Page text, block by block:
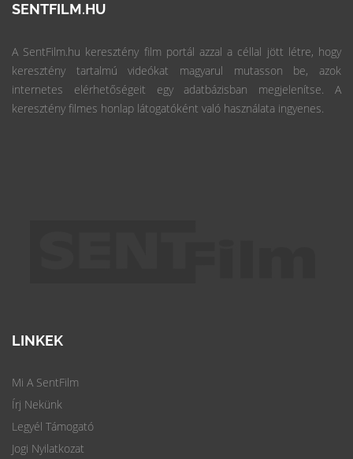
SENTFILM.HU
A SentFilm.hu keresztény film portál azzal a céllal jött létre, hogy
keresztény tartalmú videókat magyarul mutasson be, azok
internetes elérhetőségeit egy adatbázisban megjelenítse. A
keresztény filmes honlap látogatóként való használata ingyenes.
LINKEK
Mi A SentFilm
Írj Nekünk
Legyél Támogató
Jogi Nyilatkozat